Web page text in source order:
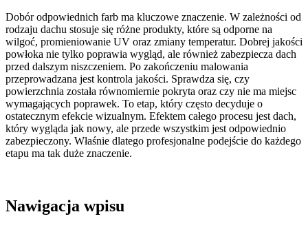
Dobór odpowiednich farb ma kluczowe znaczenie. W zależności od
rodzaju dachu stosuje się różne produkty, które są odporne na
wilgoć, promieniowanie UV oraz zmiany temperatur. Dobrej jakości
powłoka nie tylko poprawia wygląd, ale również zabezpiecza dach
przed dalszym niszczeniem. Po zakończeniu malowania
przeprowadzana jest kontrola jakości. Sprawdza się, czy
powierzchnia została równomiernie pokryta oraz czy nie ma miejsc
wymagających poprawek. To etap, który często decyduje o
ostatecznym efekcie wizualnym. Efektem całego procesu jest dach,
który wygląda jak nowy, ale przede wszystkim jest odpowiednio
zabezpieczony. Właśnie dlatego profesjonalne podejście do każdego
etapu ma tak duże znaczenie.
Nawigacja wpisu